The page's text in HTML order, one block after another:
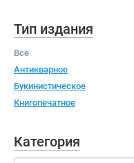
Тип издания
Все
Антикварное
Букинистическое
Книгопечатное
Категория